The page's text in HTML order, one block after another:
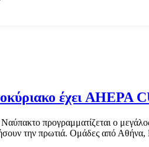
έχει AHEPA
προγραμματίζεται ο
την πρωτιά. Ομάδες από